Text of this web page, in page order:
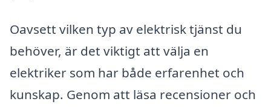
Oavsett vilken typ av elektrisk tjänst du
behöver, är det viktigt att välja en
elektriker som har både erfarenhet och
kunskap. Genom att läsa recensioner och